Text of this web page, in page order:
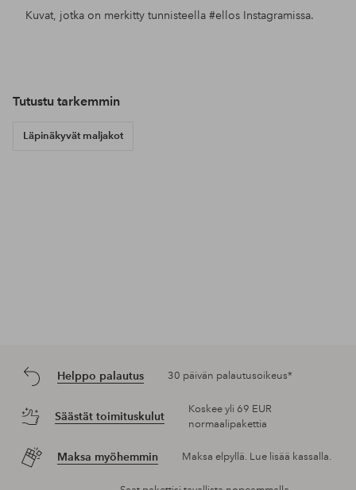
Kuvat, jotka on merkitty tunnisteella #ellos Instagramissa.
Tutustu tarkemmin
Läpinäkyvät maljakot
Helppo palautus 30 päivän palautusoikeus*
Säästät toimituskulut
Koskee yli 69 EUR
normaalipakettia
Maksa myöhemmin Maksa elpyllä. Lue lisää kassalla.